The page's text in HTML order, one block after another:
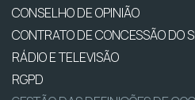
CONSELHO DE OPINIÃO
CONTRATO DE CONCESSÃO DO
RÁDIO E TELEVISÃO
RGPD